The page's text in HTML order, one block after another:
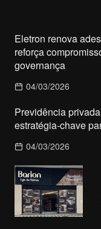
Eletron renova
reforça
governança
04/03/2026
Previdência
estratégia-chave
04/03/2026